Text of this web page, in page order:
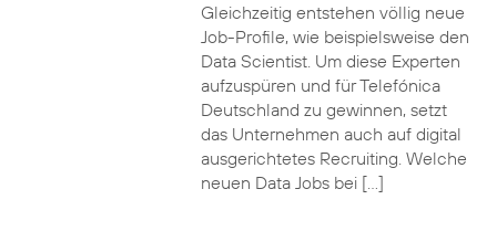
Gleichzeitig entstehen völlig neue
Job-Profile, wie beispielsweise den
Data Scientist. Um diese Experten
aufzuspüren und für Telefónica
Deutschland zu gewinnen, setzt
das Unternehmen auch auf digital
ausgerichtetes Recruiting. Welche
neuen Data Jobs bei […]